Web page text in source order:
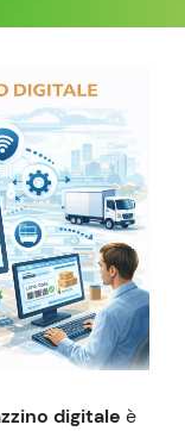
digitale è